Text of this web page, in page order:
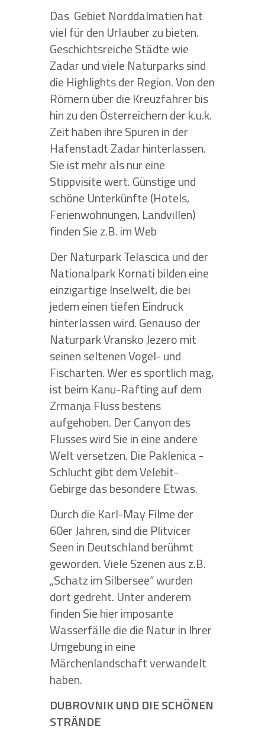
Das Gebiet Norddalmatien hat
viel für den Urlauber zu bieten.
Geschichtsreiche Städte wie
Zadar und viele Naturparks sind
die Highlights der Region. Von den
Römern über die Kreuzfahrer bis
hin zu den Österreichern der k.u.k.
Zeit haben ihre Spuren in der
Hafenstadt Zadar hinterlassen.
Sie ist mehr als nur eine
Stippvisite wert. Günstige und
schöne Unterkünfte (Hotels,
Ferienwohnungen, Landvillen)
finden Sie z.B. im Web
Der Naturpark Telascica und der
Nationalpark Kornati bilden eine
einzigartige Inselwelt, die bei
jedem einen tiefen Eindruck
hinterlassen wird. Genauso der
Naturpark Vransko Jezero mit
seinen seltenen Vogel- und
Fischarten. Wer es sportlich mag,
ist beim Kanu-Rafting auf dem
Zrmanja Fluss bestens
aufgehoben. Der Canyon des
Flusses wird Sie in eine andere
Welt versetzen. Die Paklenica -
Schlucht gibt dem Velebit-
Gebirge das besondere Etwas.
Durch die Karl-May Filme der
60er Jahren, sind die Plitvicer
Seen in Deutschland berühmt
geworden. Viele Szenen aus z.B.
„Schatz im Silbersee“ wurden
dort gedreht. Unter anderem
finden Sie hier imposante
Wasserfälle die die Natur in Ihrer
Umgebung in eine
Märchenlandschaft verwandelt
haben.
DUBROVNIK UND DIE SCHÖNEN
STRÄNDE